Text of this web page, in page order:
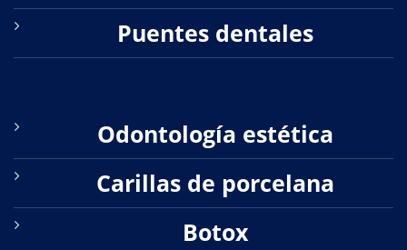
Puentes dentales
Odontología estética
Carillas de porcelana
Botox